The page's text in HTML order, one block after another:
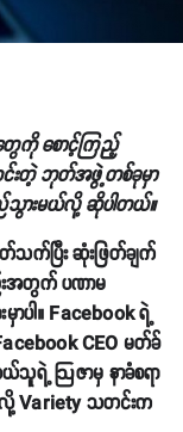
ေကို စောင့်ကြည့်
င်းတဲ့ ဘုတ်အဖွဲ့တစ်ခုမှာ
သွားမယ်လို့ ဆိုပါတယ်။
က်ပြီး ဆုံးဖြတ်ချက်
အတွက် ပဏာမ
ပါ။ Facebook ရဲ့
CEO မတ်ခ်
ရဲ့ ဩဇာမှ နာခံစရာ
Variety သတင်းက